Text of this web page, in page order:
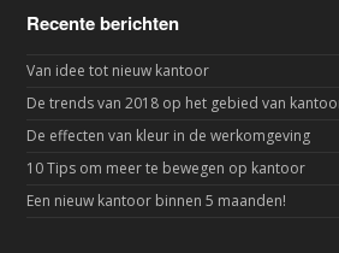
Recente berichten
Van idee tot nieuw kantoor
De trends van 2018 op het gebied van
De effecten van kleur in de werkomgeving
10 Tips om meer te bewegen op kantoor
Een nieuw kantoor binnen 5 maanden!